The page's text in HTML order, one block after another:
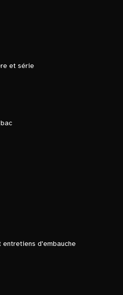
et série
d'embauche